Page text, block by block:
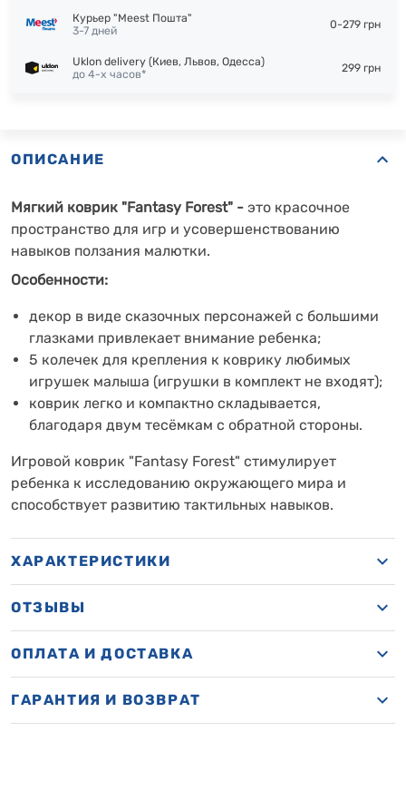
Курьер "Meest Пошта"
3-7 дней
0-279 грн
Uklon delivery (Киев, Львов, Одесса)
до 4-х часов*
299 грн
ОПИСАНИЕ
Мягкий коврик "Fantasy Forest" - это красочное
пространство для игр и усовершенствованию
навыков ползания малютки.
Особенности:
декор в виде сказочных персонажей с большими
глазками привлекает внимание ребенка;
5 колечек для крепления к коврику любимых
игрушек малыша (игрушки в комплект не входят);
коврик легко и компактно складывается,
благодаря двум тесёмкам с обратной стороны.
Игровой коврик "Fantasy Forest" стимулирует
ребенка к исследованию окружающего мира и
способствует развитию тактильных навыков.
ХАРАКТЕРИСТИКИ
ОТЗЫВЫ
ОПЛАТА И ДОСТАВКА
ГАРАНТИЯ И ВОЗВРАТ